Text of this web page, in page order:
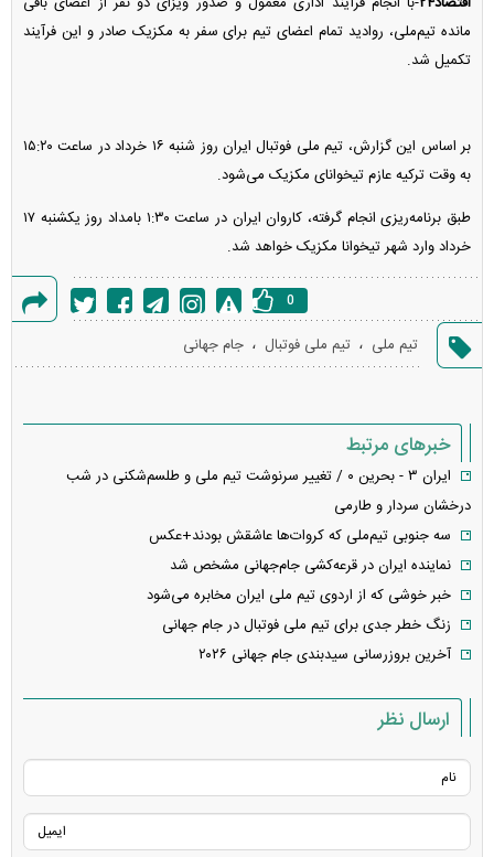
مانده تیم‌ملی، روادید تمام اعضای تیم برای سفر به مکزیک صادر و این فرآیند
تکمیل شد.
بر اساس این گزارش، تیم ملی فوتبال ایران روز شنبه ۱۶ خرداد در ساعت ۱۵:۲۰
به وقت ترکیه عازم تیخوانای مکزیک می‌شود.
طبق برنامه‌ریزی انجام گرفته، کاروان ایران در ساعت ۱:۳۰ بامداد روز یکشنبه ۱۷
خرداد وارد شهر تیخوانا مکزیک خواهد شد.
گزارش
خطا
0
تیم ملی ، تیم ملی فوتبال ، جام جهانی
خبرهای مرتبط
ایران ۳ - بحرین ۰ / تغییر سرنوشت تیم ملی و طلسم‌شکنی در شب
درخشان سردار و طارمی
سه جنوبی تیم‌ملی که کروات‌ها عاشقش بودند+عکس
نماینده ایران در قرعه‌کشی جام‌جهانی مشخص شد
خبر خوشی که از اردوی تیم ملی ایران مخابره می‌شود
زنگ خطر جدی برای تیم ملی فوتبال در جام جهانی
آخرین بروزرسانی سیدبندی‌ جام جهانی ۲۰۲۶
ارسال نظر